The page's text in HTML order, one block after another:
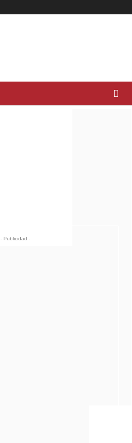
- Publicidad -